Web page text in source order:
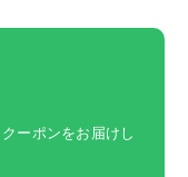
ーポンをお届けし